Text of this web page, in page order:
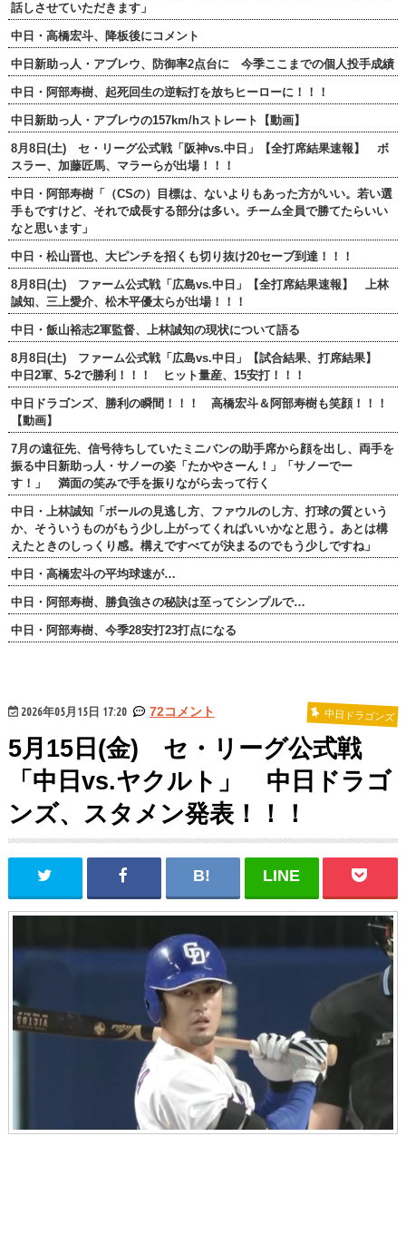
話しさせていただきます」
中日・高橋宏斗、降板後にコメント
中日新助っ人・アブレウ、防御率2点台に 今季ここまでの個人投手成績
中日・阿部寿樹、起死回生の逆転打を放ちヒーローに！！！
中日新助っ人・アブレウの157km/hストレート【動画】
8月8日(土) セ・リーグ公式戦「阪神vs.中日」【全打席結果速報】 ボ
スラー、加藤匠馬、マラーらが出場！！！
中日・阿部寿樹「（CSの）目標は、ないよりもあった方がいい。若い選
手もですけど、それで成長する部分は多い。チーム全員で勝てたらいい
なと思います」
中日・松山晋也、大ピンチを招くも切り抜け20セーブ到達！！！
8月8日(土) ファーム公式戦「広島vs.中日」【全打席結果速報】 上林
誠知、三上愛介、松木平優太らが出場！！！
中日・飯山裕志2軍監督、上林誠知の現状について語る
8月8日(土) ファーム公式戦「広島vs.中日」【試合結果、打席結果】
中日2軍、5-2で勝利！！！ ヒット量産、15安打！！！
中日ドラゴンズ、勝利の瞬間！！！ 高橋宏斗＆阿部寿樹も笑顔！！！
【動画】
7月の遠征先、信号待ちしていたミニバンの助手席から顔を出し、両手を
振る中日新助っ人・サノーの姿「たかやさーん！」「サノーでー
す！」 満面の笑みで手を振りながら去って行く
中日・上林誠知「ボールの見逃し方、ファウルのし方、打球の質という
か、そういうものがもう少し上がってくればいいかなと思う。あとは構
えたときのしっくり感。構えですべてが決まるのでもう少しですね」
中日・高橋宏斗の平均球速が…
中日・阿部寿樹、勝負強さの秘訣は至ってシンプルで…
中日・阿部寿樹、今季28安打23打点になる
2026年05月15日 17:20 72コメント 中日ドラゴンズ
5月15日(金) セ・リーグ公式戦
「中日vs.ヤクルト」 中日ドラゴ
ンズ、スタメン発表！！！